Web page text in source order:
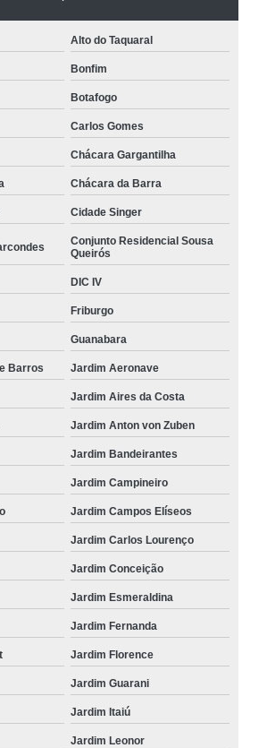
Alto do Taquaral
Bonfim
Botafogo
Carlos Gomes
Chácara Gargantilha
Chácara da Barra
Cidade Singer
Conjunto Residencial Sousa
Queirós
DIC IV
Friburgo
Guanabara
Barros Jardim Aeronave
Jardim Aires da Costa
Jardim Anton von Zuben
Jardim Bandeirantes
Jardim Campineiro
Jardim Campos Elíseos
Jardim Carlos Lourenço
Jardim Conceição
Jardim Esmeraldina
Jardim Fernanda
Jardim Florence
Jardim Guarani
Jardim Itaiú
Jardim Leonor